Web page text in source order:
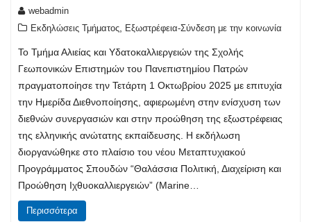
webadmin
Εκδηλώσεις Τμήματος
Εξωστρέφεια-Σύνδεση με την κοινωνία
Το Τμήμα Αλιείας και Υδατοκαλλιεργειών της Σχολής
Γεωπονικών Επιστημών του Πανεπιστημίου Πατρών
πραγματοποίησε την Τετάρτη 1 Οκτωβρίου 2025 με επιτυχία
την Ημερίδα Διεθνοποίησης, αφιερωμένη στην ενίσχυση των
διεθνών συνεργασιών και στην προώθηση της εξωστρέφειας
της ελληνικής ανώτατης εκπαίδευσης. Η εκδήλωση
διοργανώθηκε στο πλαίσιο του νέου Μεταπτυχιακού
Προγράμματος Σπουδών “Θαλάσσια Πολιτική, Διαχείριση και
Προώθηση Ιχθυοκαλλιεργειών” (Marine…
Περισσότερα